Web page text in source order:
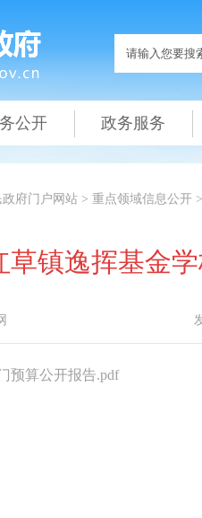
公开 政务服务
府门户网站> 重点领域信息公开>
草镇逸挥基金
预算公开报告.pdf